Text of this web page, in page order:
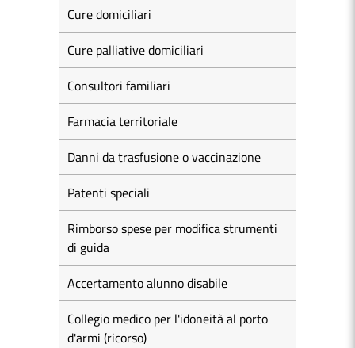
Cure domiciliari
Cure palliative domiciliari
Consultori familiari
Farmacia territoriale
Danni da trasfusione o vaccinazione
Patenti speciali
Rimborso spese per modifica strumenti
di guida
Accertamento alunno disabile
Collegio medico per l'idoneità al porto
d'armi (ricorso)